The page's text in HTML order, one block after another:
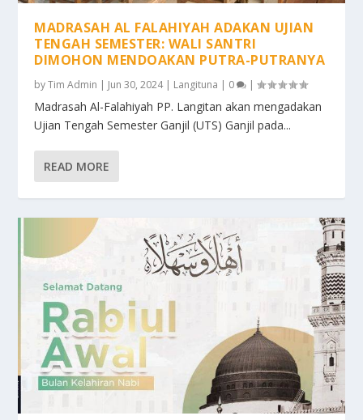
MADRASAH AL FALAHIYAH ADAKAN UJIAN
TENGAH SEMESTER: WALI SANTRI
DIMOHON MENDOAKAN PUTRA-PUTRANYA
byTim Admin | Jun 30, 2024| Langituna | 0 |
Madrasah Al-Falahiyah PP. Langitan akan mengadakan
Ujian Tengah Semester Ganjil (UTS) Ganjil pada...
READ MORE